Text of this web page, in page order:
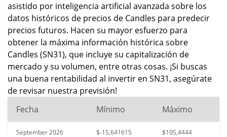
asistido por inteligencia artificial avanzada sobre los
datos históricos de precios de Candles para predecir
precios futuros. Hacen su mayor esfuerzo para
obtener la máxima información histórica sobre
Candles (SN31), que incluye su capitalización de
mercado y su volumen, entre otras cosas. ¡Si buscas
una buena rentabilidad al invertir en SN31, asegúrate
de revisar nuestra previsión!
Fecha
Mínimo Máximo
September 2026 $-15,641615 $105,4444